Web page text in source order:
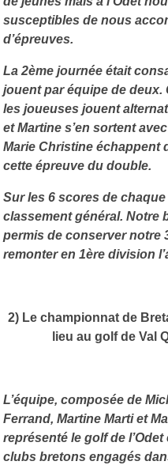
susceptibles de nous
d’épreuves.
La 2ème journée était
jouent par équipe de deux.
les joueuses jouent
et Martine s’en sortent
Marie Christine échappent
cette épreuve du double.
Sur les 6 scores de
classement général. Notre
permis de conserver notre
remonter en 1ère division
2) Le championnat de
lieu au golf de Val
L’équipe, composée de
Ferrand, Martine Marti et
représenté le golf de
clubs bretons engagés